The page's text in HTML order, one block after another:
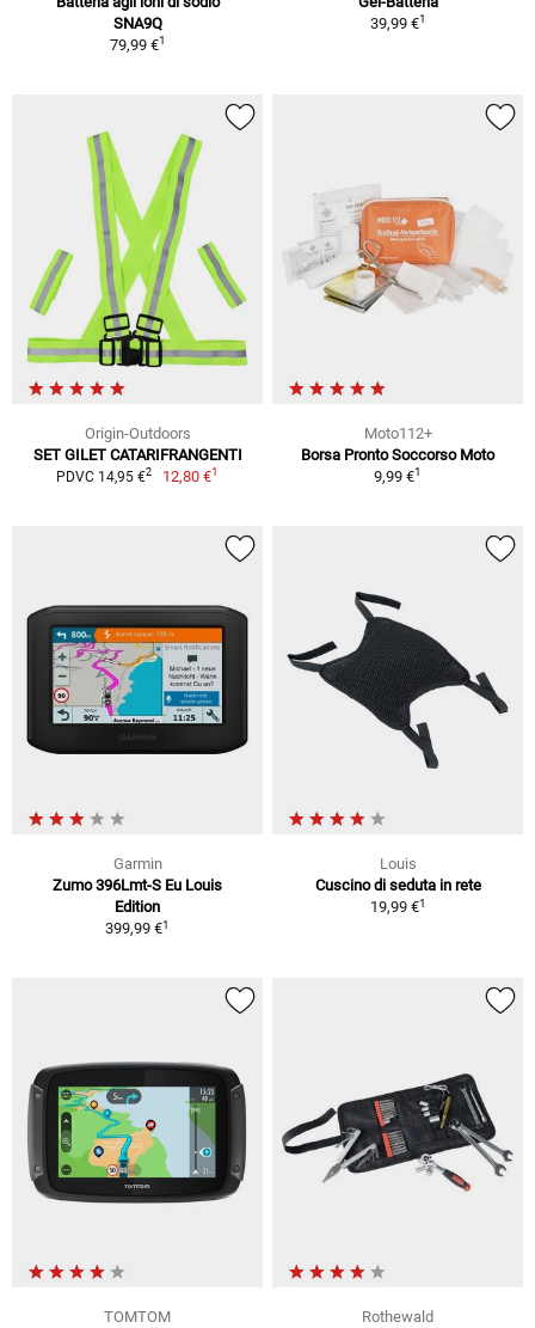
SNA9Q
79,99 €1
39,99 €1
Origin-Outdoors
SET GILET CATARIFRANGENTI
PDVC 14,95 €2 12,80 €1
Moto112+
Borsa Pronto Soccorso Moto
9,99 €1
Garmin
Zumo 396Lmt-S Eu Louis
Edition
399,99 €1
Louis
Cuscino di seduta in rete
19,99 €1
TOMTOM
Rothewald